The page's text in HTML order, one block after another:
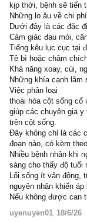
kịp thời, bệnh sẽ tiến
Những lo âu về chi
Dưới đây là các đặc
Cảm giác đau mỏi,
Tiếng kêu lục cục tại
Tê bì hoặc châm
Khả năng xoay, cúi,
Những khía cạnh lâm
Việc phân loại
thoái hóa cột sống cổ
giúp các chuyên gia
trên cột sống.
Đây không chỉ là các
đoạn nào, có kèm
Nhiều bệnh nhân khi
sàng cho thấy độ tuổi
Lối sống ít vận động,
nguyên nhân khiến
Nếu không được can
uyenuyen01 18/6/26